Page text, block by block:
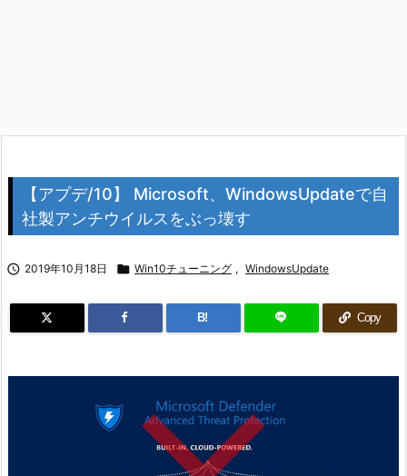
【アプデ/10】 Microsoft、WindowsUpdateで自
社製アンチウイルスをぶっ壊す
 2019年10月18日  Win10チューニング , WindowsUpdate
B! Copy